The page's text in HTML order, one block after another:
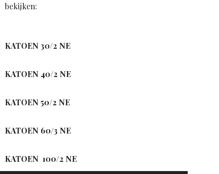
bekijken:
KATOEN 30/2 NE
KATOEN 40/2 NE
KATOEN 50/2 NE
KATOEN 60/3 NE
KATOEN 100/2 NE